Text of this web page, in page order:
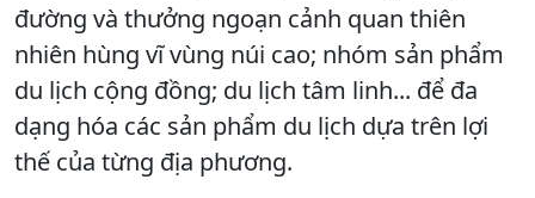
đường và thưởng ngoạn cảnh quan thiên
nhiên hùng vĩ vùng núi cao; nhóm sản phẩm
du lịch cộng đồng; du lịch tâm linh... để đa
dạng hóa các sản phẩm du lịch dựa trên lợi
thế của từng địa phương.